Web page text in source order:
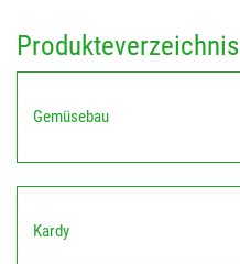
Produkteverzeichnis
Gemüsebau
Kardy